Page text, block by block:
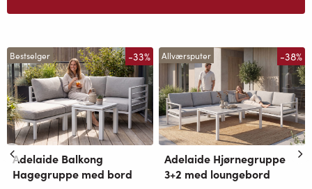
Bestselger -33%
Adelaide Balkong
Hagegruppe med bord
Allværsputer -38%
Adelaide Hjørnegruppe
3+2 med loungebord